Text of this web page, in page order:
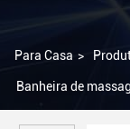
Para Casa >
Banheira de